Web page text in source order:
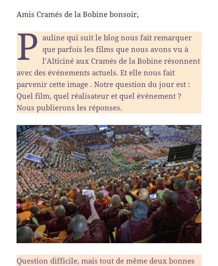
Amis Cramés de la Bobine bonsoir,
P auline qui suit le blog nous fait remarquer
que parfois les films que nous avons vu à
l’Alticiné aux Cramés de la Bobine résonnent
avec des événements actuels. Et elle nous fait
parvenir cette image . Notre question du jour est :
Quel film, quel réalisateur et quel événement ?
Nous publierons les réponses.
Question difficile, mais tout de même deux bonnes